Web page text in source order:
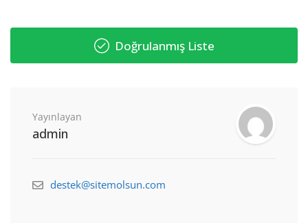
Doğrulanmış Liste
Yayınlayan
admin
destek@sitemolsun.com